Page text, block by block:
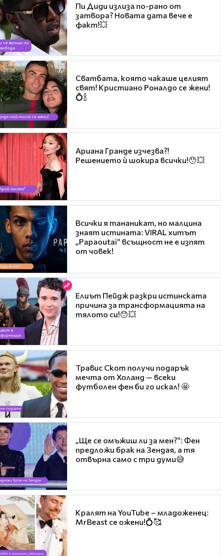
Пи Диди излиза по-рано от
затвора? Новата дата вече е
факт!💥
Сватбата, която чакаше целият
свят! Кристиано Роналдо се жени!
💍🍾
Ариана Гранде изчезва?!
Решението ѝ шокира всички!😯💥
Всички я тананикат, но малцина
знаят истината: VIRAL хитът
„Papaoutai“ всъщност не е изпят
от човек!
Елиът Пейдж разкри истинската
причина за трансформацията на
тялото си!😯💥
Травис Скот получи подарък
мечта от Холанд — всеки
футболен фен би го искал! 🤩
„Ще се омъжиш ли за мен?“: Фен
предложи брак на Зендая, а тя
отвърна само с три думи😅
Кралят на YouTube – младоженец:
MrBeast се ожени!💍🥰